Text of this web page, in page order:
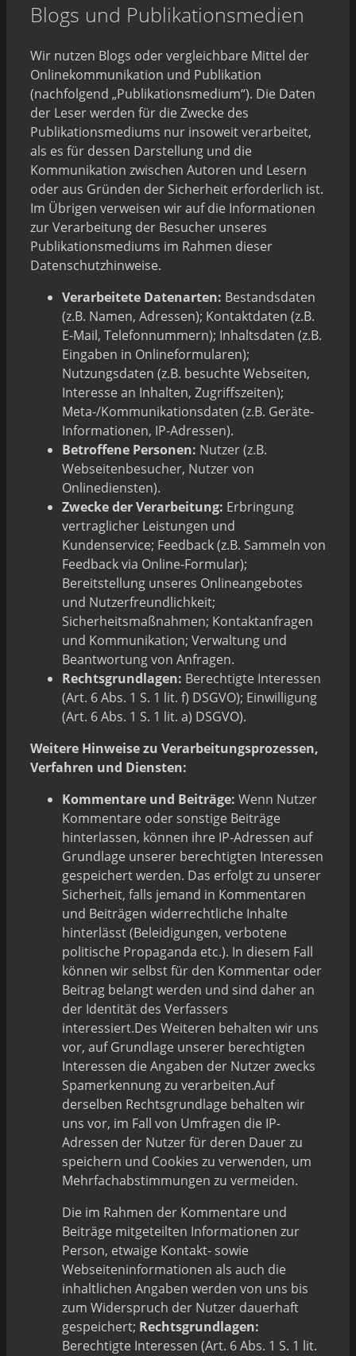
Blogs und Publikationsmedien
Wir nutzen Blogs oder vergleichbare Mittel der
Onlinekommunikation und Publikation
(nachfolgend „Publikationsmedium“). Die Daten
der Leser werden für die Zwecke des
Publikationsmediums nur insoweit verarbeitet,
als es für dessen Darstellung und die
Kommunikation zwischen Autoren und Lesern
oder aus Gründen der Sicherheit erforderlich ist.
Im Übrigen verweisen wir auf die Informationen
zur Verarbeitung der Besucher unseres
Publikationsmediums im Rahmen dieser
Datenschutzhinweise.
Verarbeitete Datenarten: Bestandsdaten
(z.B. Namen, Adressen); Kontaktdaten (z.B.
E-Mail, Telefonnummern); Inhaltsdaten (z.B.
Eingaben in Onlineformularen);
Nutzungsdaten (z.B. besuchte Webseiten,
Interesse an Inhalten, Zugriffszeiten);
Meta-/Kommunikationsdaten (z.B. Geräte-
Informationen, IP-Adressen).
Betroffene Personen: Nutzer (z.B.
Webseitenbesucher, Nutzer von
Onlinediensten).
Zwecke der Verarbeitung: Erbringung
vertraglicher Leistungen und
Kundenservice; Feedback (z.B. Sammeln von
Feedback via Online-Formular);
Bereitstellung unseres Onlineangebotes
und Nutzerfreundlichkeit;
Sicherheitsmaßnahmen; Kontaktanfragen
und Kommunikation; Verwaltung und
Beantwortung von Anfragen.
Rechtsgrundlagen: Berechtigte Interessen
(Art. 6 Abs. 1 S. 1 lit. f) DSGVO); Einwilligung
(Art. 6 Abs. 1 S. 1 lit. a) DSGVO).
Weitere Hinweise zu Verarbeitungsprozessen,
Verfahren und Diensten:
Kommentare und Beiträge: Wenn Nutzer
Kommentare oder sonstige Beiträge
hinterlassen, können ihre IP-Adressen auf
Grundlage unserer berechtigten Interessen
gespeichert werden. Das erfolgt zu unserer
Sicherheit, falls jemand in Kommentaren
und Beiträgen widerrechtliche Inhalte
hinterlässt (Beleidigungen, verbotene
politische Propaganda etc.). In diesem Fall
können wir selbst für den Kommentar oder
Beitrag belangt werden und sind daher an
der Identität des Verfassers
interessiert.Des Weiteren behalten wir uns
vor, auf Grundlage unserer berechtigten
Interessen die Angaben der Nutzer zwecks
Spamerkennung zu verarbeiten.Auf
derselben Rechtsgrundlage behalten wir
uns vor, im Fall von Umfragen die IP-
Adressen der Nutzer für deren Dauer zu
speichern und Cookies zu verwenden, um
Mehrfachabstimmungen zu vermeiden.
Die im Rahmen der Kommentare und
Beiträge mitgeteilten Informationen zur
Person, etwaige Kontakt- sowie
Webseiteninformationen als auch die
inhaltlichen Angaben werden von uns bis
zum Widerspruch der Nutzer dauerhaft
gespeichert; Rechtsgrundlagen:
Berechtigte Interessen (Art. 6 Abs. 1 S. 1 lit.